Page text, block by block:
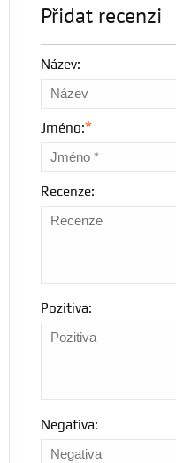
Přidat recenzi
Název:
Jméno:*
Recenze:
Pozitiva:
Negativa: